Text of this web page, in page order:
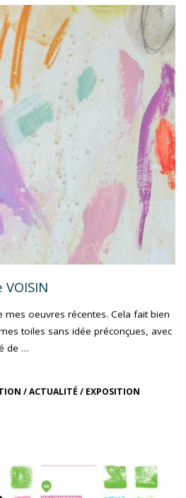
VOISIN
mes oeuvres récentes. Cela fait bien
toiles sans idée préconçues, avec
de …
/ACTUALITÉ / EXPOSITION